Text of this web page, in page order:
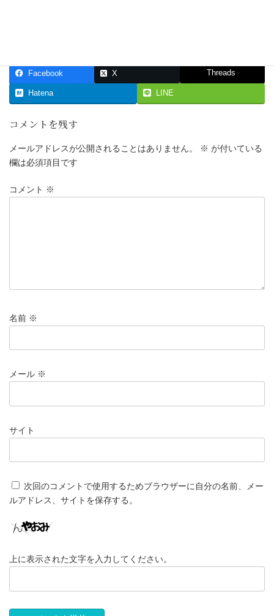
Facebook X Threads
Hatena LINE
コメントを残す
メールアドレスが公開されることはありません。 ※ が付いている
欄は必須項目です
コメント ※
名前 ※
メール ※
サイト
次回のコメントで使用するためブラウザーに自分の名前、メー
ルアドレス、サイトを保存する。
上に表示された文字を入力してください。